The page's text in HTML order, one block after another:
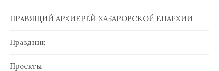
ПРАВЯЩИЙ АРХИЕРЕЙ ХАБАРОВСКОЙ ЕПАРХИИ
Праздник
Проекты